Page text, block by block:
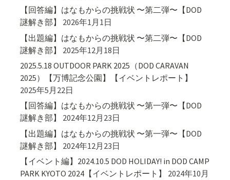
【回答編】はなもからの挑戦状 〜第二弾〜【DOD
謎解き部】
2026年1月1日
【出題編】はなもからの挑戦状 〜第二弾〜【DOD
謎解き部】
2025年12月18日
2025.5.18 OUTDOOR PARK 2025（DOD CARAVAN
2025）【万博記念公園】【イベントレポート】
2025年5月22日
【回答編】はなもからの挑戦状 〜第一弾〜【DOD
謎解き部】
2024年12月23日
【出題編】はなもからの挑戦状 〜第一弾〜【DOD
謎解き部】
2024年12月23日
【イベント編】2024.10.5 DOD HOLIDAY! in DOD CAMP
PARK KYOTO 2024【イベントレポート】
2024年10月